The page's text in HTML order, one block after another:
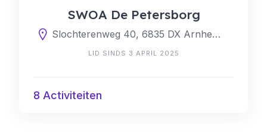
SWOA De Petersborg
Slochterenweg 40, 6835 DX Arnhem, Nederland
LID SINDS 3 APRIL 2025
8 Activiteiten